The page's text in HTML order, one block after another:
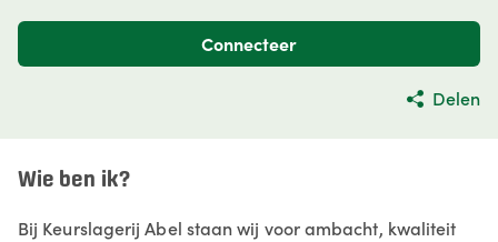
Connecteer
Delen
Wie ben ik?
Bij Keurslagerij Abel staan wij voor ambacht, kwaliteit